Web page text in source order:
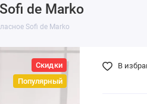
de Marko
Sofi de Marko
Скидки
Популярный
В